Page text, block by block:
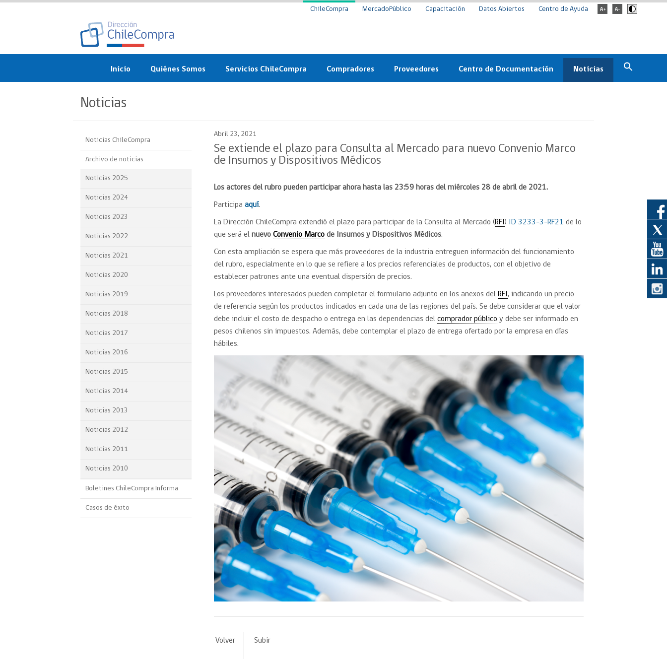
ChileCompra MercadoPúblico Capacitación Datos Abiertos Centro de Ayuda
Inicio Quiénes Somos
objetivos
Organigrama
Participación Ciudadana
Reportes Ley de Inclusión
Servicios ChileCompra
ChileCompra
Eficiencia
Capacitación ChileCompra:
Centro de Ayuda
Asesorías estratégicas
Compras Coordinadas
API de Mercado Público
Ciberseguridad
Compradores
Circular
Compra Ágil
Tipos de Licitaciones
Bases Tipo de Licitación
Trato directo
Subasta inversa
electrónica
Innovación
Compras públicas con
Proveedores
Trato directo
electrónica proveedor
Requisitos para obtener el
Centro de Documentación Noticias
Archivo de noticias
Boletines
ChileCompra
Noticias
Noticias ChileCompra
Archivo de noticias
Noticias 2025
Noticias 2024
Noticias 2023
Noticias 2022
Noticias 2021
Noticias 2020
Noticias 2019
Noticias 2018
Noticias 2017
Noticias 2016
Noticias 2015
Noticias 2014
Noticias 2013
Noticias 2012
Noticias 2011
Noticias 2010
Boletines ChileCompra Informa
Casos de éxito
Abril 23, 2021
Se extiende el plazo para Consulta al Mercado para nuevo Convenio Marco
de Insumos y Dispositivos Médicos
Los actores del rubro pueden participar ahora hasta las 23:59 horas del miércoles 28 de abril de 2021.
Participaaquí.
La Dirección ChileCompra extendió el plazo para participar de la Consulta al Mercado (RFI) ID 3233-3-RF21 de lo
que será elnuevoConvenio Marco de Insumos y Dispositivos Médicos.
Con esta ampliación se espera que más proveedores de la industria entreguen información del funcionamiento
del rubro, especialmente en lo que se refiere a los precios referenciales de productos, con el objetivo de
establecer patrones ante una eventual dispersión de precios.
Los proveedores interesados pueden completar el formulario adjunto en los anexos del RFI, indicando un precio
de referencia según los productos indicados en cada una de las regiones del país. Se debe considerar que el valor
debe incluir el costo de despacho o entrega en las dependencias delcomprador público y debe ser informado en
pesos chilenos sin impuestos. Además, debe contemplar el plazo de entrega ofertado por la empresa en días
hábiles.
Volver Subir